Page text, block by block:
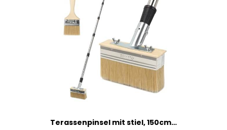
Terassenpinsel mit stiel, 150cm Pinsel mit langem, 15cm Wide Deck Pinsel und 21cm Farbbürsten Set zum Malen für terrasse, Zaunwandmöbel, Holzböden, Terrassenfarben